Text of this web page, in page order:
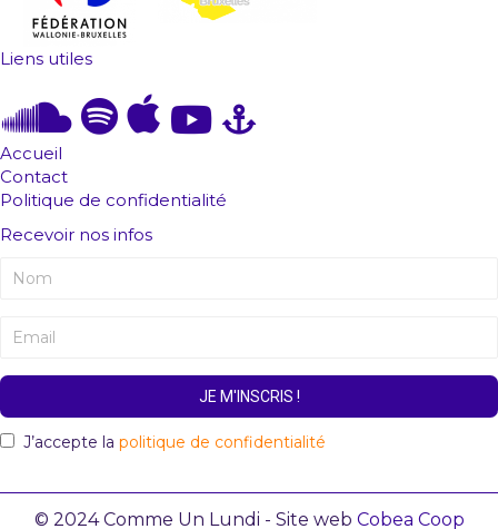
Liens utiles
Accueil
Contact
Politique de confidentialité
Recevoir nos infos
JE M'INSCRIS !
J’accepte la politique de confidentialité
© 2024 Comme Un Lundi - Site web Cobea Coop